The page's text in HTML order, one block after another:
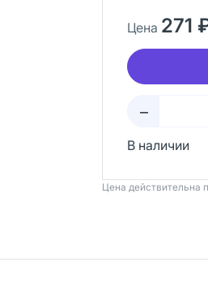
Цена 271
–
В наличии
Цена действительна